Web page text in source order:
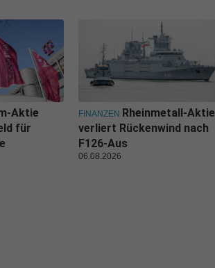
Aktie
für
FINANZEN Rheinmetall-Aktie
verliert Rückenwind nach
F126-Aus
06.08.2026